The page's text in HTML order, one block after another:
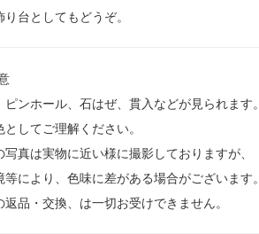
台としてもどうぞ。
ピンホール、石はぜ、貫入などが見られます。
してご理解ください。
写真は実物に近い様に撮影しておりますが、
等により、色味に差がある場合がございます。
返品・交換、は一切お受けできません。